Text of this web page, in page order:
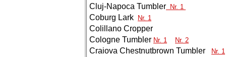
Cluj-Napoca Tumbler Nr. 1
Coburg Lark Nr. 1
Colillano Cropper
Cologne Tumbler Nr. 1 Nr. 2
Craiova Chestnutbrown Tumbler Nr. 1